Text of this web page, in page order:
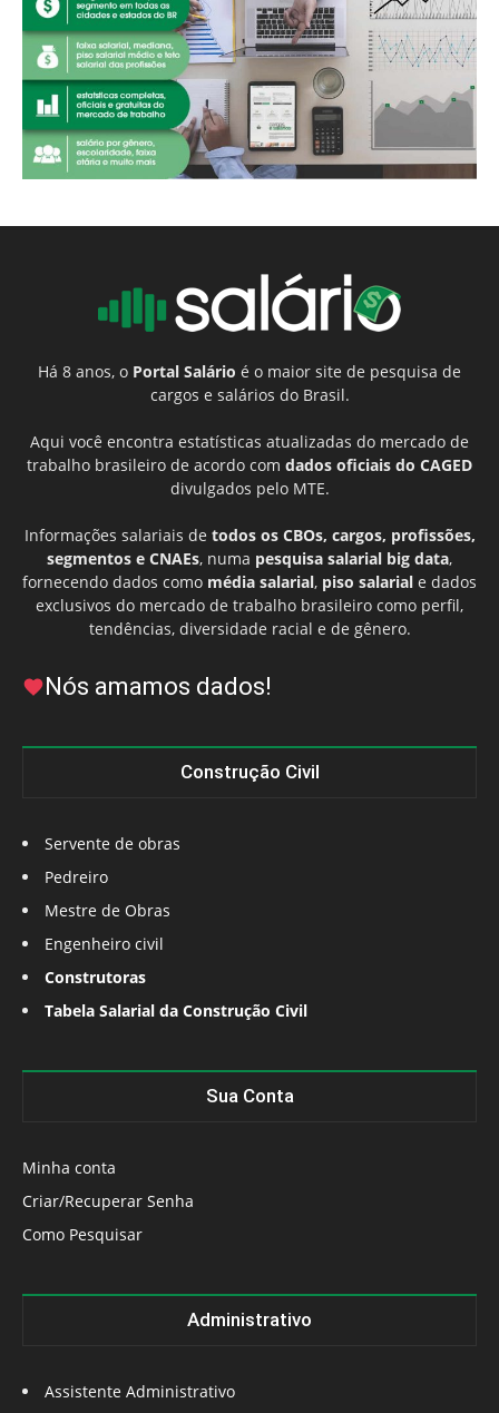
Há 8 anos, o Portal Salário é o maior site de pesquisa de
cargos e salários do Brasil.
Aqui você encontra estatísticas atualizadas do mercado de
trabalho brasileiro de acordo com dados oficiais do CAGED
divulgados pelo MTE.
Informações salariais de todos os CBOs, cargos, profissões,
segmentos e CNAEs, numa pesquisa salarial big data,
fornecendo dados como média salarial, piso salarial e dados
exclusivos do mercado de trabalho brasileiro como perfil,
tendências, diversidade racial e de gênero.
Nós amamos dados!
Construção Civil
Servente de obras
Pedreiro
Mestre de Obras
Engenheiro civil
Construtoras
Tabela Salarial da Construção Civil
Sua Conta
Minha conta
Criar/Recuperar Senha
Como Pesquisar
Administrativo
Assistente Administrativo